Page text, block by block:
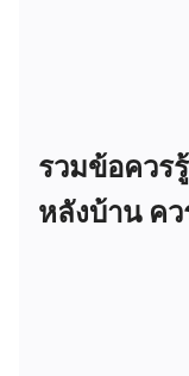
รวมข้อควร
หลังบ้าน คว